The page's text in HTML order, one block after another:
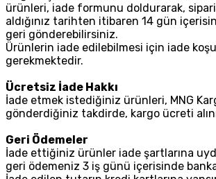
ürünleri, iade formunu doldurarak,
aldığınız tarihten itibaren 14 gün
geri gönderebilirsiniz.
Ürünlerin iade edilebilmesi için iade
gerekmektedir.
Ücretsiz İade Hakkı
İade etmek istediğiniz ürünleri, MNG
gönderdiğiniz takdirde, kargo ücreti
Geri Ödemeler
İade ettiğiniz ürünler iade şartlarına
geri ödemeniz 3 iş günü içerisinde